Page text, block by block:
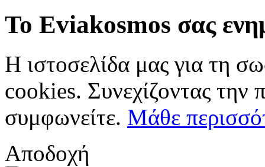
Το Eviakosmos σας
Η ιστοσελίδα μας για τη
cookies. Συνεχίζοντας την
συμφωνείτε. Μάθε
Αποδοχή